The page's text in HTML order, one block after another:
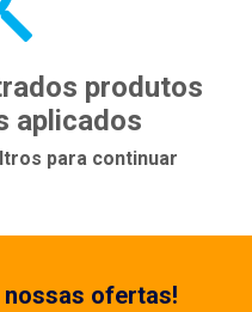
produtos
aplicados
para continuar
nossas ofertas!